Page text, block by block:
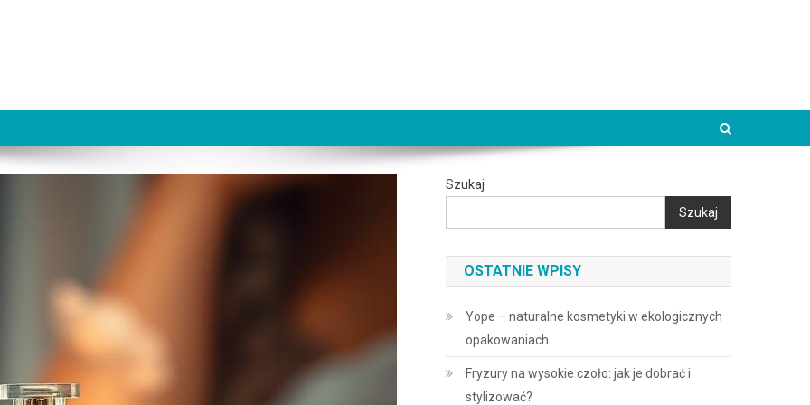
Szukaj
Szukaj
OSTATNIE WPISY
Yope – naturalne kosmetyki w ekologicznych
opakowaniach
Fryzury na wysokie czoło: jak je dobrać i
stylizować?